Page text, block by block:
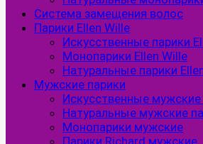
Система замещения волос
Парики Ellen Wille
Искусственные парики
Монопарики Ellen Wille
Натуральные парики
Мужские парики
Искусственные мужские
Натуральные мужские
Монопарики мужские
Парики Richard мужские